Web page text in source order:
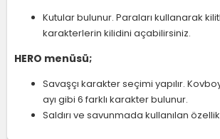
Kutular bulunur. Paraları kullanarak
karakterlerin kilidini açabilirsiniz.
HERO menüsü;
Savaşçı karakter seçimi yapılır.
ayı gibi 6 farklı karakter bulunur.
Saldırı ve savunmada kullanılan